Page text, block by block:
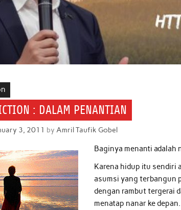
: DALAM PENANTIAN
3, 2011 byAmril Taufik Gobel
Baginya menanti adalah
Karena hidup itu sendiri
asumsi yang terbangun
dengan rambut tergerai
menatap nanar ke